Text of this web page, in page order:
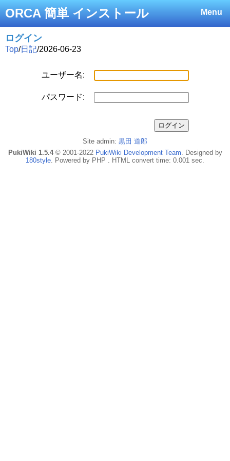
Menu
ORCA 簡単 インストール
ログイン
Top/日記/2026-06-23
ユーザー名:
パスワード:
Site admin: 黒田 道郎
PukiWiki 1.5.4© 2001-2022 PukiWiki Development Team. Designed by
180style. Powered by PHP . HTML convert time: 0.001 sec.